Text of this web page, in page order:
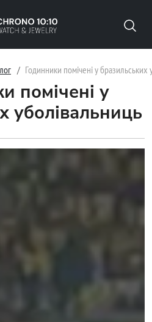
Годинники помічені у бразильських
помічені у
уболівальниць